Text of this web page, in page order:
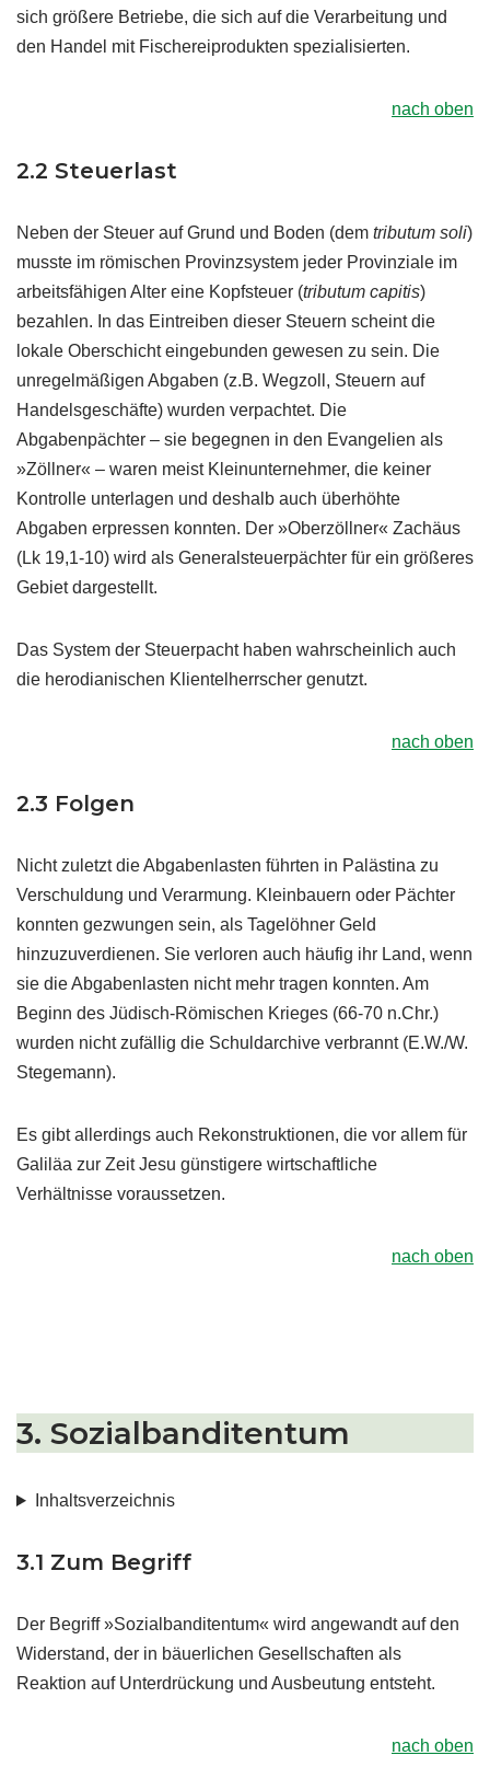
sich größere Betriebe, die sich auf die Verarbeitung und
den Handel mit Fischereiprodukten spezialisierten.
nach oben
2.2 Steuerlast
Neben der Steuer auf Grund und Boden (dem tributum soli)
musste im römischen Provinzsystem jeder Provinziale im
arbeitsfähigen Alter eine Kopfsteuer (tributum capitis)
bezahlen. In das Eintreiben dieser Steuern scheint die
lokale Oberschicht eingebunden gewesen zu sein. Die
unregelmäßigen Abgaben (z.B. Wegzoll, Steuern auf
Handelsgeschäfte) wurden verpachtet. Die
Abgabenpächter – sie begegnen in den Evangelien als
»Zöllner« – waren meist Kleinunternehmer, die keiner
Kontrolle unterlagen und deshalb auch überhöhte
Abgaben erpressen konnten. Der »Oberzöllner« Zachäus
(Lk 19,1-10) wird als Generalsteuerpächter für ein größeres
Gebiet dargestellt.
Das System der Steuerpacht haben wahrscheinlich auch
die herodianischen Klientelherrscher genutzt.
nach oben
2.3 Folgen
Nicht zuletzt die Abgabenlasten führten in Palästina zu
Verschuldung und Verarmung. Kleinbauern oder Pächter
konnten gezwungen sein, als Tagelöhner Geld
hinzuzuverdienen. Sie verloren auch häufig ihr Land, wenn
sie die Abgabenlasten nicht mehr tragen konnten. Am
Beginn des Jüdisch-Römischen Krieges (66-70 n.Chr.)
wurden nicht zufällig die Schuldarchive verbrannt (E.W./W.
Stegemann).
Es gibt allerdings auch Rekonstruktionen, die vor allem für
Galiläa zur Zeit Jesu günstigere wirtschaftliche
Verhältnisse voraussetzen.
nach oben
3. Sozialbanditentum
Inhaltsverzeichnis
3.1 Zum Begriff
Der Begriff »Sozialbanditentum« wird angewandt auf den
Widerstand, der in bäuerlichen Gesellschaften als
Reaktion auf Unterdrückung und Ausbeutung entsteht.
nach oben